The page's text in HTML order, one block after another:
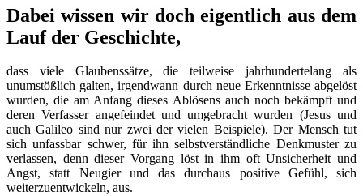
Dabei wissen wir doch eigentlich aus dem
Lauf der Geschichte,
dass viele Glaubenssätze, die teilweise jahrhundertelang als
unumstößlich galten, irgendwann durch neue Erkenntnisse abgelöst
wurden, die am Anfang dieses Ablösens auch noch bekämpft und
deren Verfasser angefeindet und umgebracht wurden (Jesus und
auch Galileo sind nur zwei der vielen Beispiele). Der Mensch tut
sich unfassbar schwer, für ihn selbstverständliche Denkmuster zu
verlassen, denn dieser Vorgang löst in ihm oft Unsicherheit und
Angst, statt Neugier und das durchaus positive Gefühl, sich
weiterzuentwickeln, aus.